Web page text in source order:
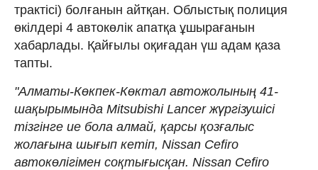
трактісі) болғанын айтқан. Облыстық полиция
өкілдері 4 автокөлік апатқа ұшырағанын
хабарлады. Қайғылы оқиғадан үш адам қаза
тапты.
"Алматы-Көкпек-Көктал автожолының 41-
шақырымында Mitsubishi Lancer жүргізушісі
тізгінге ие бола алмай, қарсы қозғалыс
жолағына шығып кетіп, Nissan Cefiro
автокөлігімен соқтығысқан. Nissan Cefiro